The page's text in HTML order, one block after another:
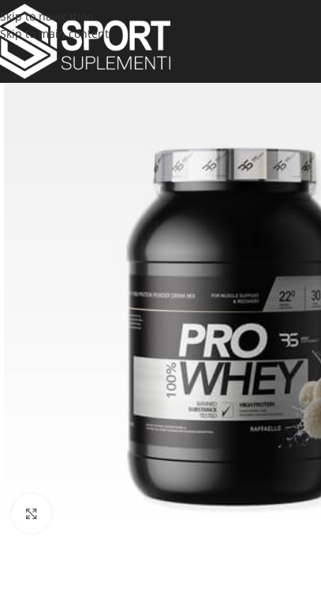
Skip to navigation
Skip to main content